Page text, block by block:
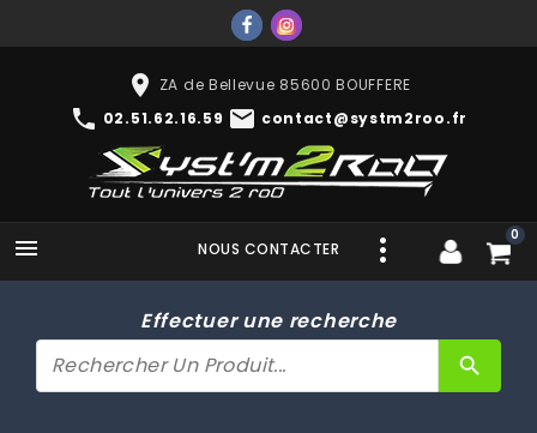
place ZA de Bellevue 85600 BOUFFERE
phone 02.51.62.16.59 mail contact@systm2roo.fr
 0
NOUS CONTACTER
Effectuer une recherche
search